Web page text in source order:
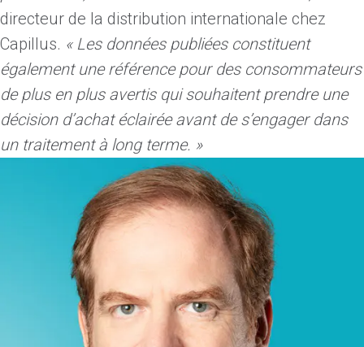
directeur de la distribution internationale chez
Capillus. « Les données publiées constituent
également une référence pour des consommateurs
de plus en plus avertis qui souhaitent prendre une
décision d’achat éclairée avant de s’engager dans
un traitement à long terme. »